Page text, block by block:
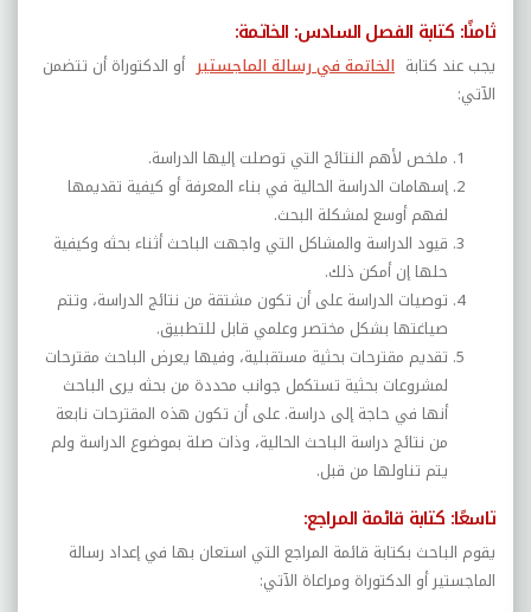
ثامنًا: كتابة الفصل السادس: الخاتمة:
يجب عند كتابة الخاتمة في رسالة الماجستير أو الدكتوراة أن تتضمن
الآتي:
ملخص لأهم النتائج التي توصلت إليها الدراسة.
إسهامات الدراسة الحالية في بناء المعرفة أو كيفية تقديمها
لفهم أوسع لمشكلة البحث.
قيود الدراسة والمشاكل التي واجهت الباحث أثناء بحثه وكيفية
حلها إن أمكن ذلك.
توصيات الدراسة على أن تكون مشتقة من نتائج الدراسة، وتتم
صياغتها بشكل مختصر وعلمي قابل للتطبيق.
تقديم مقترحات بحثية مستقبلية، وفيها يعرض الباحث مقترحات
لمشروعات بحثية تستكمل جوانب محددة من بحثه يرى الباحث
أنها في حاجة إلى دراسة. على أن تكون هذه المقترحات نابعة
من نتائج دراسة الباحث الحالية، وذات صلة بموضوع الدراسة ولم
يتم تناولها من قبل.
تاسعًا: كتابة قائمة المراجع:
يقوم الباحث بكتابة قائمة المراجع التي استعان بها في إعداد رسالة
الماجستير أو الدكتوراة ومراعاة الآتي: